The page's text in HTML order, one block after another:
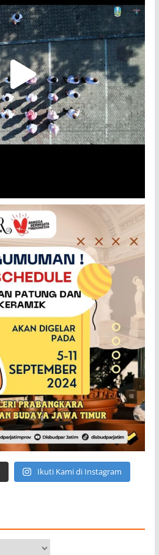
Ikuti Kami di Instagram